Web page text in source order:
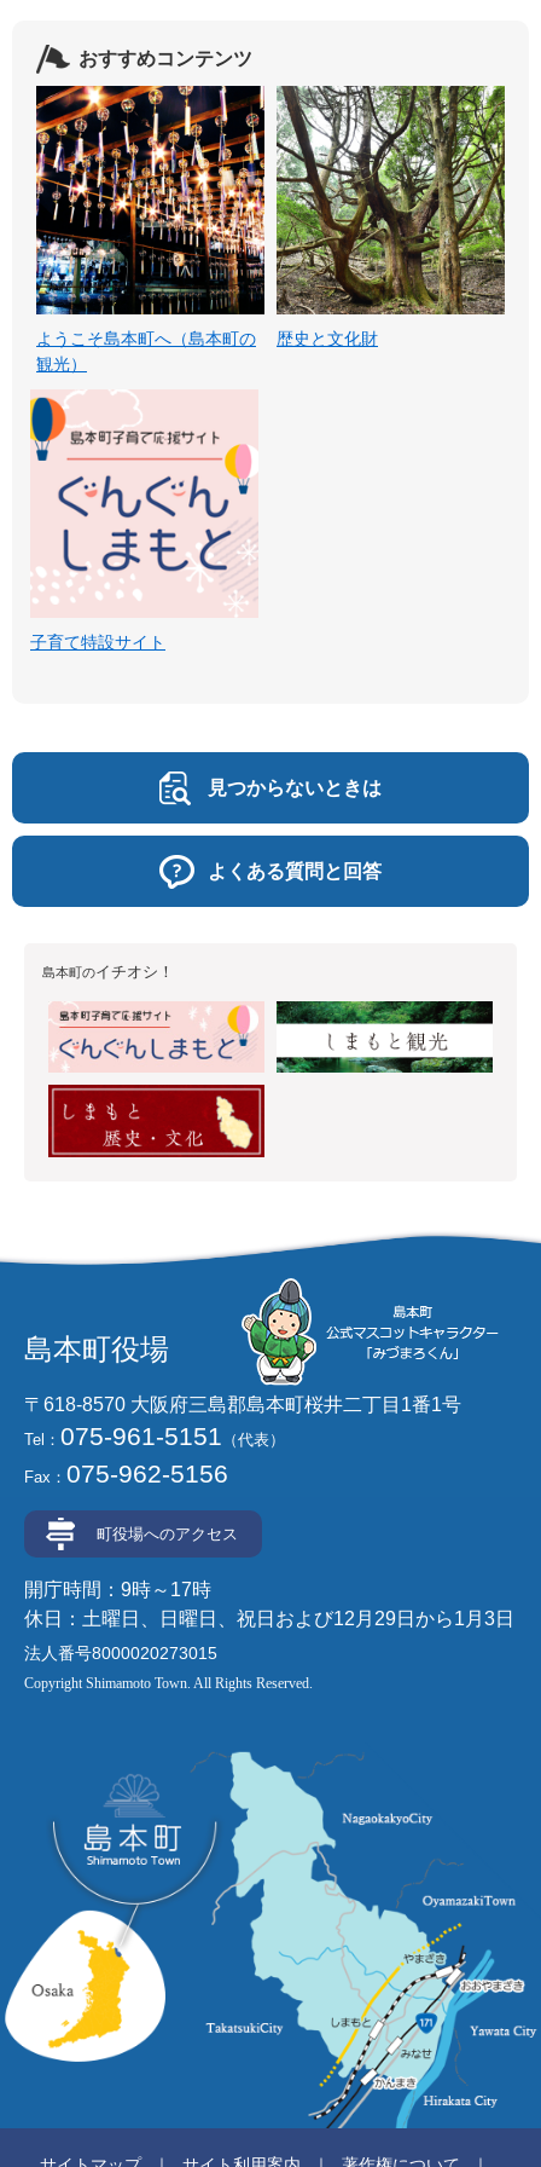
おすすめコンテンツ
ようこそ島本町へ（島本町の
観光）
歴史と文化財
子育て特設サイト
見つからないときは
よくある質問と回答
島本町のイチオシ！
島本町役場
〒618-8570 大阪府三島郡島本町桜井二丁目1番1号
Tel： 075-961-5151 （代表）
Fax： 075-962-5156
町役場へのアクセス
開庁時間：9時～17時
休日：土曜日、日曜日、祝日および12月29日から1月3日
法人番号8000020273015
Copyright Shimamoto Town. All Rights Reserved.